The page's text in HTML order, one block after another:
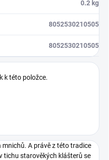
0.2 kg
8052530210505
8052530210505
k této položce.
A právě z této tradice
tichu starověkých klášterů se